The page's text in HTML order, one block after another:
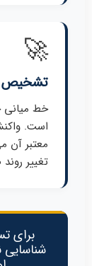
🚀
تشخیص
خط میانی
است.
معتبر آن
تغییر
برای